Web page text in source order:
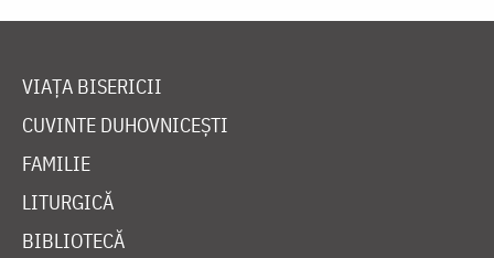
VIAȚA BISERICII
CUVINTE DUHOVNICEȘTI
FAMILIE
LITURGICĂ
BIBLIOTECĂ